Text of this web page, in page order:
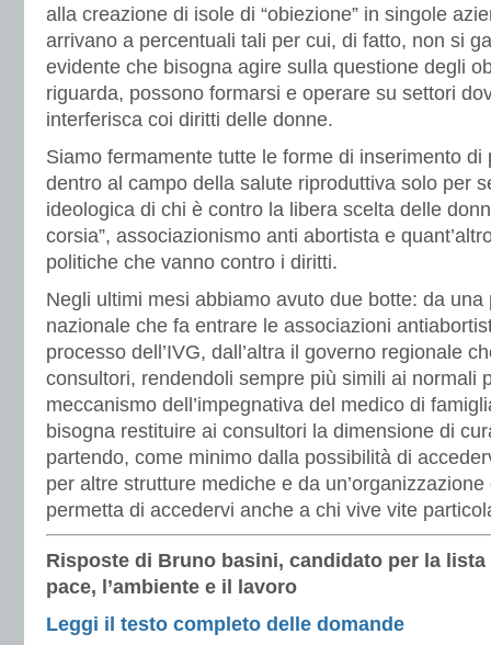
alla creazione di isole di “obiezione” in singole
arrivano a percentuali tali per cui, di fatto, non si
evidente che bisogna agire sulla questione degli
riguarda, possono formarsi e operare su settori
interferisca coi diritti delle donne.
Siamo fermamente tutte le forme di inserimento di
dentro al campo della salute riproduttiva solo per
ideologica di chi è contro la libera scelta delle
corsia”, associazionismo anti abortista e
politiche che vanno contro i diritti.
Negli ultimi mesi abbiamo avuto due botte: da una
nazionale che fa entrare le associazioni
processo dell’IVG, dall’altra il governo regionale
consultori, rendendoli sempre più simili ai normali
meccanismo dell’impegnativa del medico di
bisogna restituire ai consultori la dimensione di
partendo, come minimo dalla possibilità di
per altre strutture mediche e da
permetta di accedervi anche a chi vive vite
Risposte di Bruno basini, candidato per la lista
pace, l’ambiente e il lavoro
Leggi il testo completo delle domande